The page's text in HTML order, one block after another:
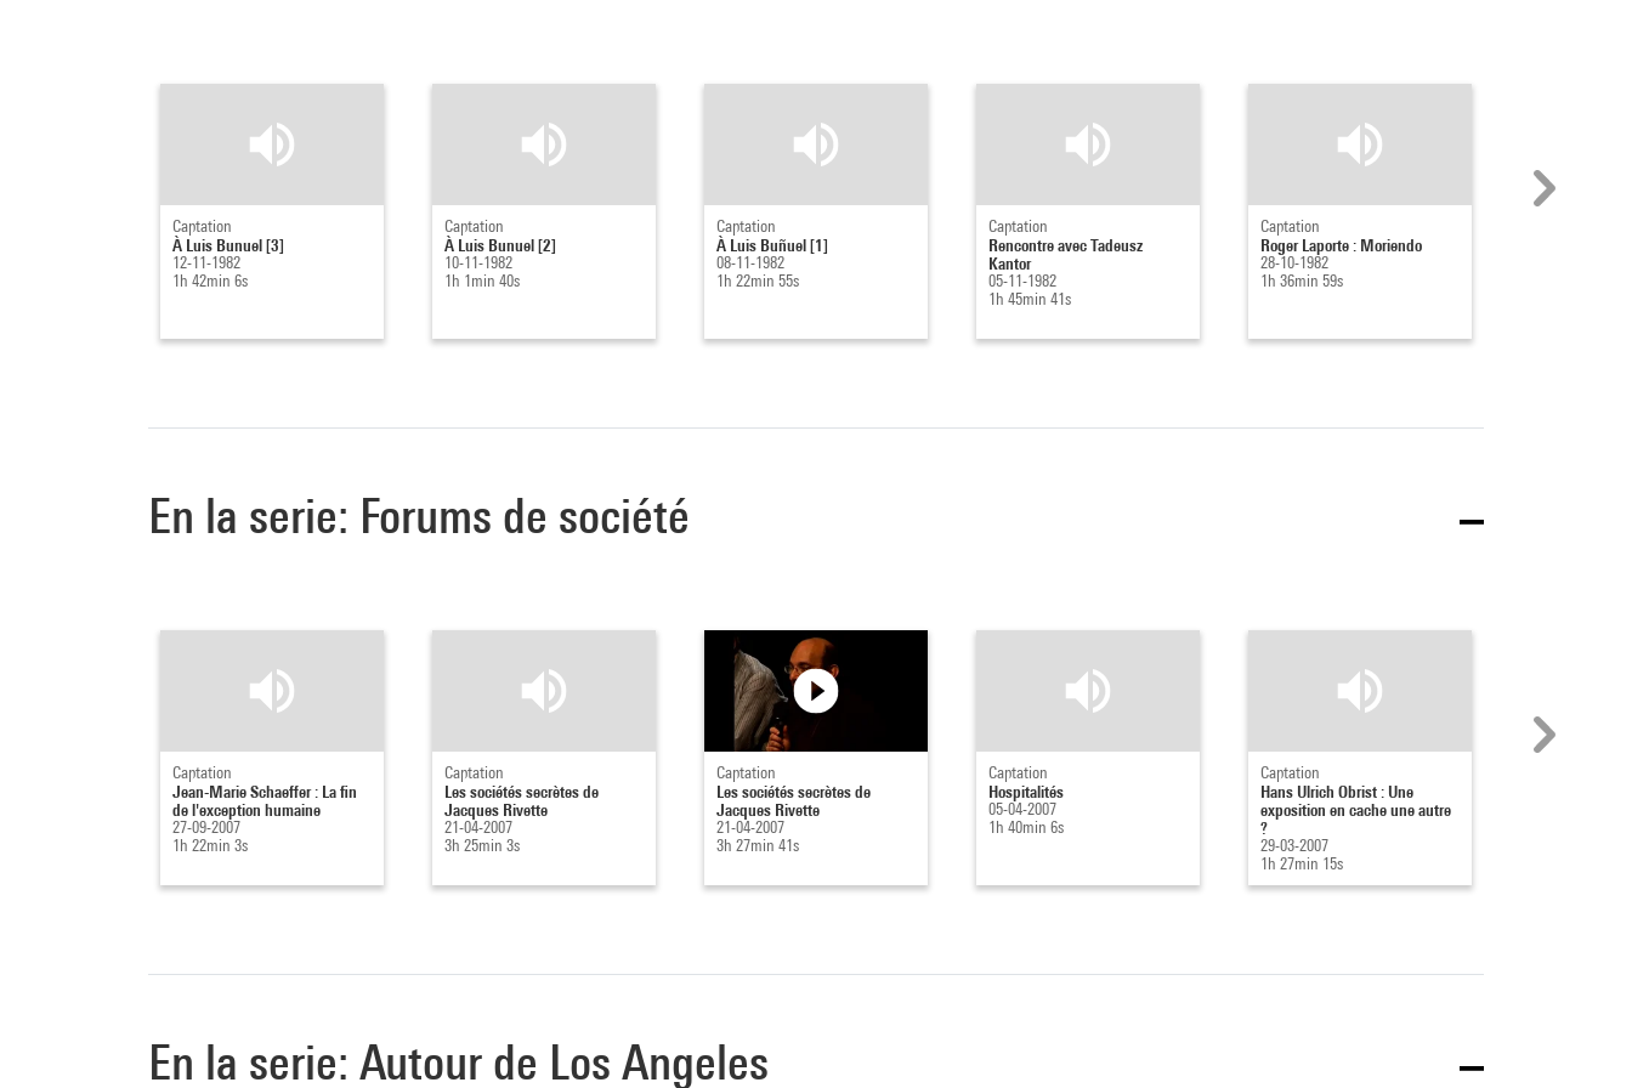
Captation
À Luis Bunuel [3]
12-11-1982
1h 42min 6s
Captation
À Luis Bunuel [2]
10-11-1982
1h 1min 40s
Captation
À Luis Buñuel [1]
08-11-1982
1h 22min 55s
Captation
Rencontre avec Tadeusz
Kantor
05-11-1982
1h 45min 41s
Captation
Roger Laporte : Moriendo
28-10-1982
1h 36min 59s
En la serie: Forums de société
Captation
Jean-Marie Schaeffer : La fin
de l'exception humaine
27-09-2007
1h 22min 3s
Captation
Les sociétés secrètes de
Jacques Rivette
21-04-2007
3h 25min 3s
Captation
Les sociétés secrètes de
Jacques Rivette
21-04-2007
3h 27min 41s
Captation
Hospitalités
05-04-2007
1h 40min 6s
Captation
Hans Ulrich Obrist : Une
exposition en cache une autre
?
29-03-2007
1h 27min 15s
En la serie: Autour de Los Angeles